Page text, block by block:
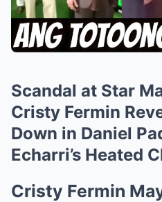
Scandal at Star
Cristy Fermin
Down in Daniel
Echarri’s Heated
Cristy Fermin